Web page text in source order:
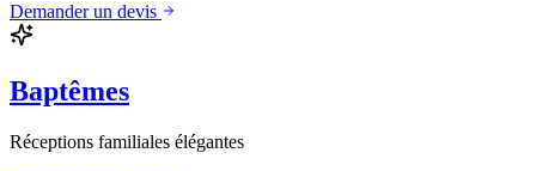
Demander un devis
Baptêmes
Réceptions familiales élégantes